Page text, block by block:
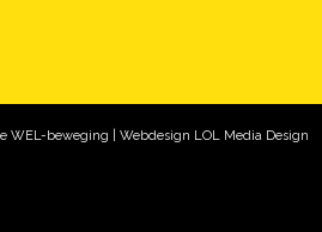
WEL-beweging | Webdesign LOL Media Design